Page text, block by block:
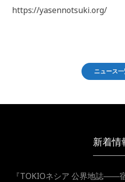
https://yasennotsuki.org/
ニュース
新着情
『TOKIOネシア 公界地誌――